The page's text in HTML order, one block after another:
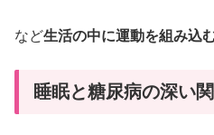
など生活の中に運動を組み込
睡眠と糖尿病の深い